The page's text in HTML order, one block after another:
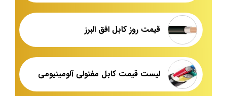
قیمت روز کابل افق البرز
لیست قیمت کابل مفتولی آلومینیومی